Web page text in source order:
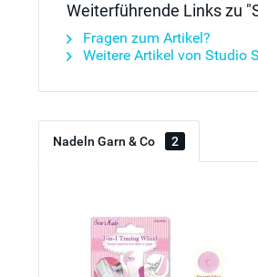
Weiterführende Links zu
Fragen zum Artikel?
Weitere Artikel von Studio
Nadeln Garn & Co 2